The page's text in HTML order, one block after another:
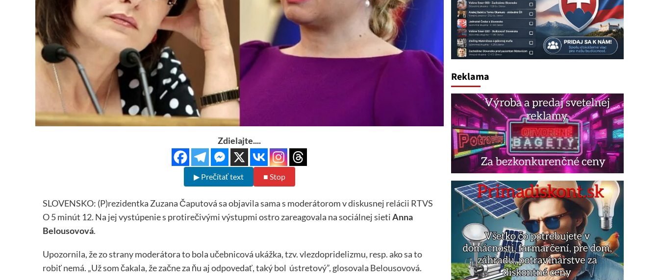
Zdielajte....
▶ Prečítať text ■ Stop
SLOVENSKO: (P)rezidentka Zuzana Čaputová sa objavila sama s moderátorom v diskusnej relácii RTVS
O 5 minút 12. Na jej vystúpenie s protirečivými výstupmi ostro zareagovala na sociálnej sietiAnna
Belousovová.
Upozornila, že zo strany moderátora to bola učebnicová ukážka, tzv. vlezdopridelizmu, resp. ako sa to
robiť nemá. „Už som čakala, že začne za ňu aj odpovedať, taký bol ústretový”, glosovala Belousovová.
Reklama